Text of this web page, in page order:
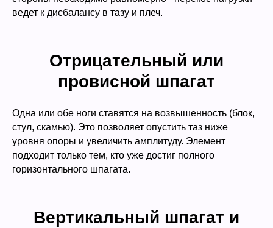
ведет к дисбалансу в тазу и плеч.
Отрицательный или
провисной шпагат
Одна или обе ноги ставятся на возвышенность (блок,
стул, скамью). Это позволяет опустить таз ниже
уровня опоры и увеличить амплитуду. Элемент
подходит только тем, кто уже достиг полного
горизонтального шпагата.
Вертикальный шпагат и